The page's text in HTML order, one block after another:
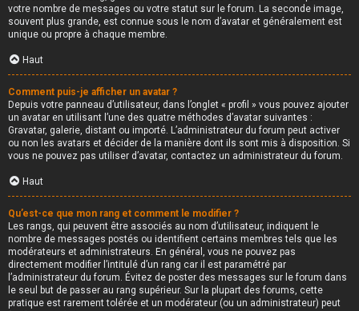
votre nombre de messages ou votre statut sur le forum. La seconde image,
souvent plus grande, est connue sous le nom d’avatar et généralement est
unique ou propre à chaque membre.
Haut
Comment puis-je afficher un avatar ?
Depuis votre panneau d’utilisateur, dans l’onglet « profil » vous pouvez ajouter
un avatar en utilisant l’une des quatre méthodes d’avatar suivantes :
Gravatar, galerie, distant ou importé. L’administrateur du forum peut activer
ou non les avatars et décider de la manière dont ils sont mis à disposition. Si
vous ne pouvez pas utiliser d’avatar, contactez un administrateur du forum.
Haut
Qu’est-ce que mon rang et comment le modifier ?
Les rangs, qui peuvent être associés au nom d’utilisateur, indiquent le
nombre de messages postés ou identifient certains membres tels que les
modérateurs et administrateurs. En général, vous ne pouvez pas
directement modifier l’intitulé d’un rang car il est paramétré par
l’administrateur du forum. Évitez de poster des messages sur le forum dans
le seul but de passer au rang supérieur. Sur la plupart des forums, cette
pratique est rarement tolérée et un modérateur (ou un administrateur) peut